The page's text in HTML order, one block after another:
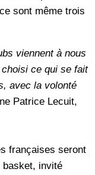
sont même trois
viennent à nous
ce qui se fait
avec la volonté
Patrice Lecuit,
françaises seront
basket, invité